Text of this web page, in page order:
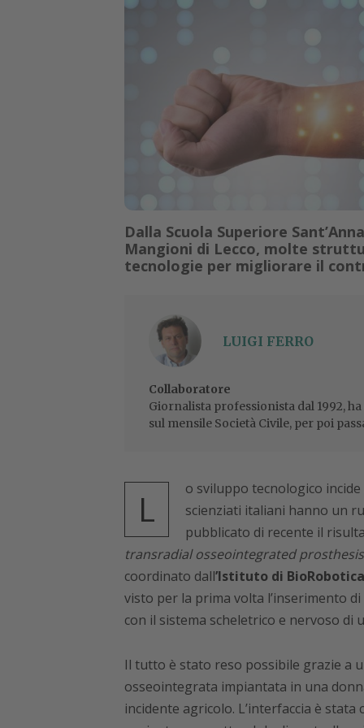
Dalla Scuola Superiore
Mangioni di Lecco, molte
tecnologie per migliorare il
LUIGI FERRO
Collaboratore
Giornalista professionista dal 1992,
sul mensile Società Civile, per poi
L o sviluppo tecnologico
scienziati italiani hanno un
pubblicato di recente il
transradial osseointegrated
coordinato dall’Istituto di
visto per la prima volta l’inserimento
con il sistema scheletrico e nervoso di
Il tutto è stato reso possibile grazie a
osseointegrata impiantata in una
incidente agricolo. L’interfaccia è